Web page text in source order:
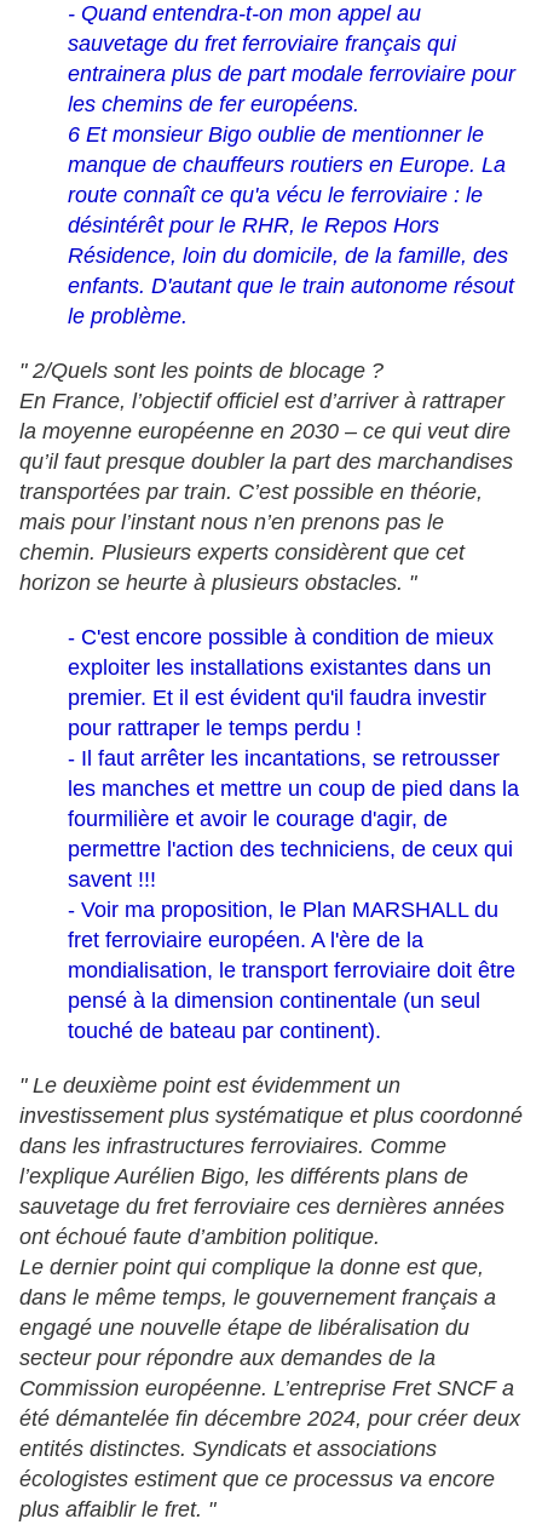
- Quand entendra-t-on mon appel au
sauvetage du fret ferroviaire français qui
entrainera plus de part modale ferroviaire pour
les chemins de fer européens.
6 Et monsieur Bigo oublie de mentionner le
manque de chauffeurs routiers en Europe. La
route connaît ce qu'a vécu le ferroviaire : le
désintérêt pour le RHR, le Repos Hors
Résidence, loin du domicile, de la famille, des
enfants. D'autant que le train autonome résout
le problème.
" 2/Quels sont les points de blocage ?
En France, l’objectif officiel est d’arriver à rattraper
la moyenne européenne en 2030 – ce qui veut dire
qu’il faut presque doubler la part des marchandises
transportées par train. C’est possible en théorie,
mais pour l’instant nous n’en prenons pas le
chemin. Plusieurs experts considèrent que cet
horizon se heurte à plusieurs obstacles. "
- C'est encore possible à condition de mieux
exploiter les installations existantes dans un
premier. Et il est évident qu'il faudra investir
pour rattraper le temps perdu !
- Il faut arrêter les incantations, se retrousser
les manches et mettre un coup de pied dans la
fourmilière et avoir le courage d'agir, de
permettre l'action des techniciens, de ceux qui
savent !!!
- Voir ma proposition, le Plan MARSHALL du
fret ferroviaire européen. A l'ère de la
mondialisation, le transport ferroviaire doit être
pensé à la dimension continentale (un seul
touché de bateau par continent).
" Le deuxième point est évidemment un
investissement plus systématique et plus coordonné
dans les infrastructures ferroviaires. Comme
l’explique Aurélien Bigo, les différents plans de
sauvetage du fret ferroviaire ces dernières années
ont échoué faute d’ambition politique.
Le dernier point qui complique la donne est que,
dans le même temps, le gouvernement français a
engagé une nouvelle étape de libéralisation du
secteur pour répondre aux demandes de la
Commission européenne. L’entreprise Fret SNCF a
été démantelée fin décembre 2024, pour créer deux
entités distinctes. Syndicats et associations
écologistes estiment que ce processus va encore
plus affaiblir le fret. "